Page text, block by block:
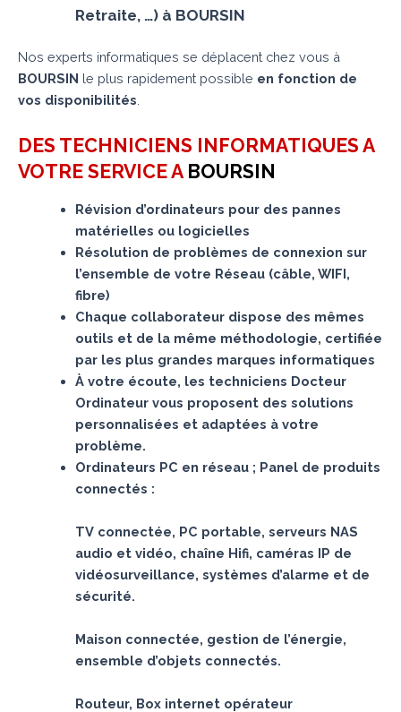
Retraite, …) à BOURSIN
Nos experts informatiques se déplacent chez vous à
BOURSIN le plus rapidement possible en fonction de
vos disponibilités.
DES TECHNICIENS INFORMATIQUES A
VOTRE SERVICE A BOURSIN
Révision d’ordinateurs pour des pannes
matérielles ou logicielles
Résolution de problèmes de connexion sur
l’ensemble de votre Réseau (câble, WIFI,
fibre)
Chaque collaborateur dispose des mêmes
outils et de la même méthodologie, certifiée
par les plus grandes marques informatiques
À votre écoute, les techniciens Docteur
Ordinateur vous proposent des solutions
personnalisées et adaptées à votre
problème.
Ordinateurs PC en réseau ; Panel de produits
connectés :
TV connectée, PC portable, serveurs NAS
audio et vidéo, chaîne Hifi, caméras IP de
vidéosurveillance, systèmes d’alarme et de
sécurité.
Maison connectée, gestion de l’énergie,
ensemble d’objets connectés.
Routeur, Box internet opérateur